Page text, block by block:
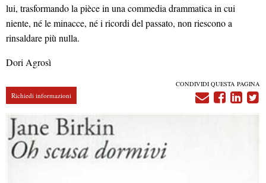
lui, trasformando la pièce in una commedia drammatica in cui
niente, né le minacce, né i ricordi del passato, non riescono a
rinsaldare più nulla.
Dori Agrosì
Richiedi informazioni
CONDIVIDI QUESTA PAGINA